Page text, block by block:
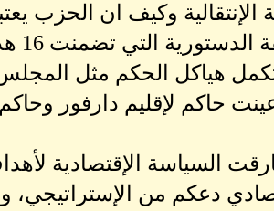
وكيف ان الحزب
هياكل الحكم مثل
حاكم لإقليم دارفور وحاكم
السياسة الإقتصادية
دعكم من الإستراتيجي،